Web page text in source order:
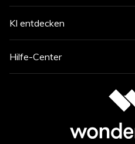
KI entdecken
Hilfe-Center